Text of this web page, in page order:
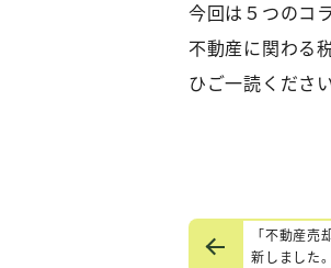
今回は５つのコ
不動産に関わる
ひご一読ください
「不動産売
新しました。